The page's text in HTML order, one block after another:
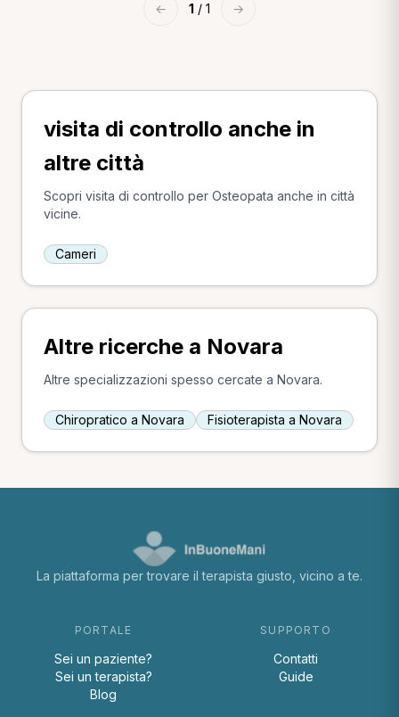
← 1 / 1 →
visita di controllo anche in
altre città
Scopri visita di controllo per Osteopata anche in città
vicine.
Cameri
Altre ricerche a Novara
Altre specializzazioni spesso cercate a Novara.
Chiropratico a Novara Fisioterapista a Novara
La piattaforma per trovare il terapista giusto, vicino a te.
PORTALE
Sei un paziente?
Sei un terapista?
Blog
SUPPORTO
Contatti
Guide